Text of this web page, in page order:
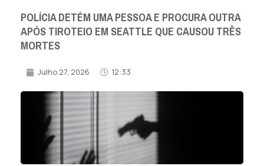
POLÍCIA DETÉM UMA PESSOA E PROCURA OUTRA
APÓS TIROTEIO EM SEATTLE QUE CAUSOU TRÊS
MORTES
Julho 27, 2026 12:33